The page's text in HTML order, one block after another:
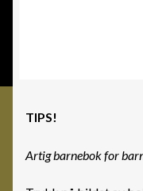
TIPS!
Artig barnebok for